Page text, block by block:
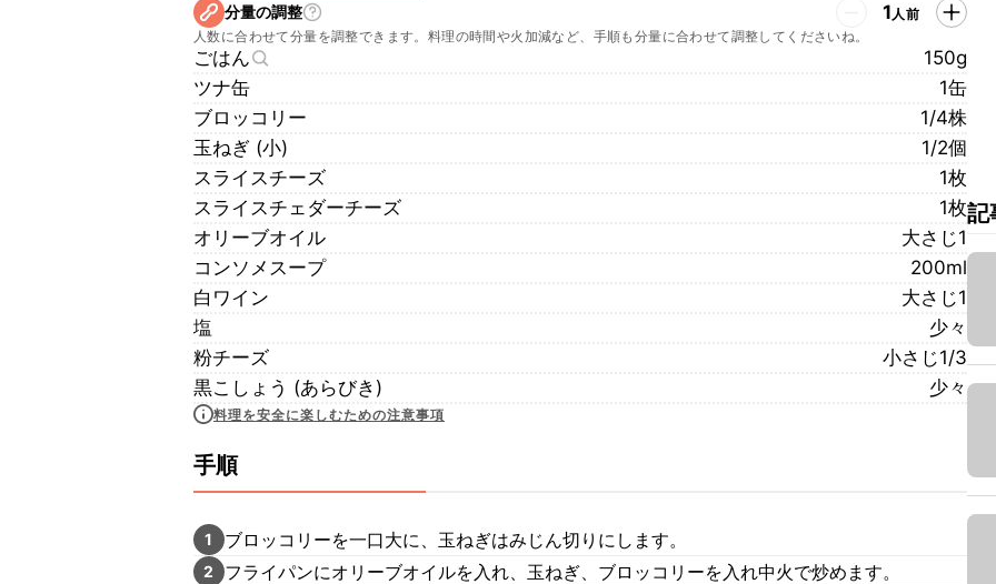
分量の調整 1人前
人数に合わせて分量を調整できます。料理の時間や火加減など、手順も分量に合わせて調整してくださいね。
ごはん
150g
ツナ缶
1缶
ブロッコリー
1/4株
玉ねぎ (小)
1/2個
スライスチーズ
1枚
スライスチェダーチーズ
1枚
オリーブオイル
大さじ1
コンソメスープ
200ml
白ワイン
大さじ1
塩
少々
粉チーズ
小さじ1/3
黒こしょう (あらびき)
少々
料理を安全に楽しむための注意事項
手順
1 ブロッコリーを一口大に、玉ねぎはみじん切りにします。
2 フライパンにオリーブオイルを入れ、玉ねぎ、ブロッコリーを入れ中火で炒めます。
記